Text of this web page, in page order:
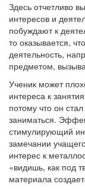
Здесь отчетливо
интересов и
побуждают к
то оказывается,
деятельность,
предметом,
Ученик может
интереса к
потому что он
заниматься.
стимулирующий
замечании
интерес к
«видишь, как под
материала